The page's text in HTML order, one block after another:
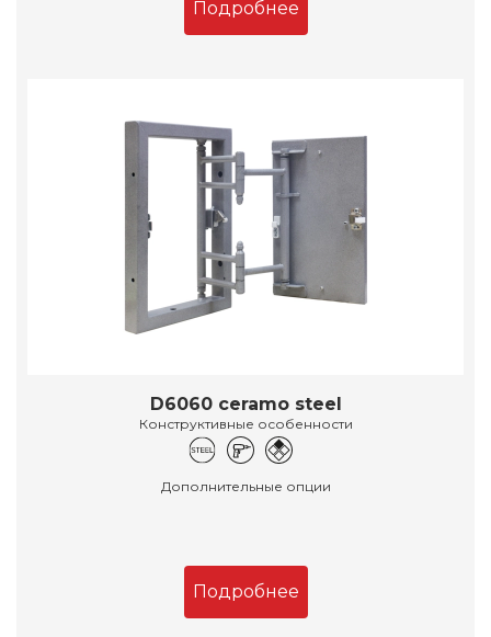
Подробнее
D6060 ceramo steel
Конструктивные особенности
Дополнительные опции
Подробнее